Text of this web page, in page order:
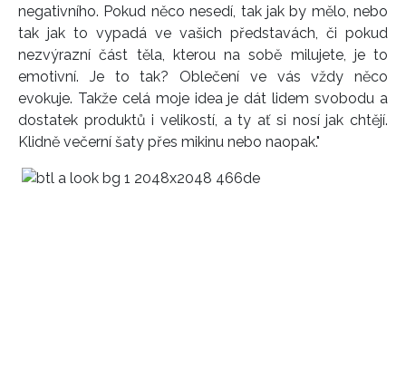
negativního. Pokud něco nesedí, tak jak by mělo, nebo
tak jak to vypadá ve vašich představách, či pokud
nezvýrazní část těla, kterou na sobě milujete, je to
emotivní. Je to tak? Oblečení ve vás vždy něco
evokuje. Takže celá moje idea je dát lidem svobodu a
dostatek produktů i velikostí, a ty ať si nosí jak chtějí.
Klidně večerní šaty přes mikinu nebo naopak."